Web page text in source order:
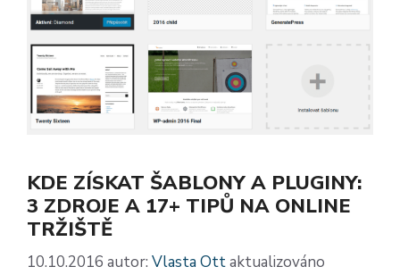
KDE ZÍSKAT ŠABLONY A PLUGINY:
3 ZDROJE A 17+ TIPŮ NA ONLINE
TRŽIŠTĚ
10.10.2016 autor: Vlasta Ottaktualizováno